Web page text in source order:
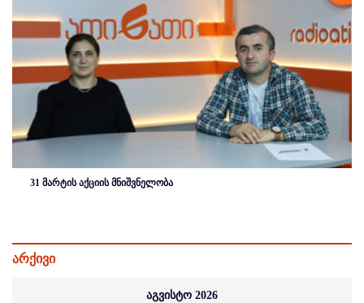
31 მარტის აქციის მნიშვნელობა
არქივი
აგვისტო 2026